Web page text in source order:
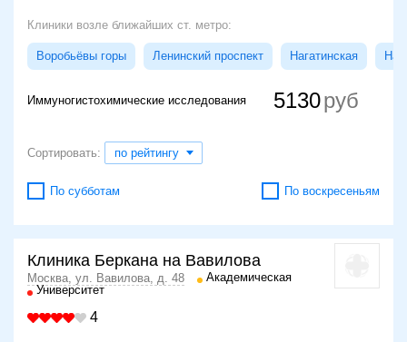
Клиники возле ближайших ст. метро:
Воробьёвы горы Ленинский проспект Нагатинская
Иммуногистохимические исследования 5130
Сортировать: по рейтингу
По субботам По воскресеньям
Клиника Беркана на Вавилова
Москва, ул. Вавилова, д. 48
Академическая
Университет
4